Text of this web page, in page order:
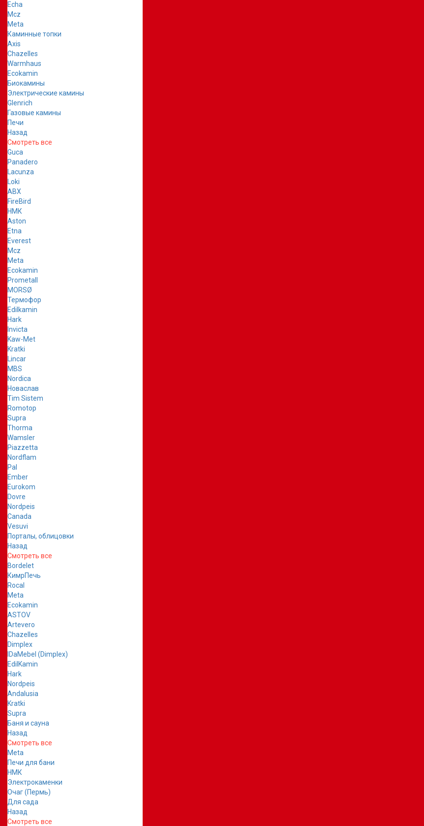
Echa
Mcz
Meta
Каминные топки
Axis
Chazelles
Warmhaus
Ecokamin
Биокамины
Электрические камины
Glenrich
Газовые камины
Печи
Назад
Смотреть все
Guca
Panadero
Lacunza
Loki
ABX
FireBird
НМК
Aston
Etna
Everest
Mcz
Meta
Ecokamin
Prometall
MORSØ
Термофор
Edilkamin
Hark
Invicta
Kaw-Met
Kratki
Lincar
MBS
Nordica
Новаслав
Tim Sistem
Romotop
Supra
Thorma
Wamsler
Piazzetta
Nordflam
Pal
Ember
Eurokom
Dovre
Nordpeis
Canada
Vesuvi
Порталы, облицовки
Назад
Смотреть все
Bordelet
КимрПечь
Rocal
Meta
Ecokamin
ASTOV
Artevero
Chazelles
Dimplex
IDaMebel (Dimplex)
EdilKamin
Hark
Nordpeis
Andalusia
Kratki
Supra
Баня и сауна
Назад
Смотреть все
Meta
Печи для бани
НМК
Электрокаменки
Очаг (Пермь)
Для сада
Назад
Смотреть все